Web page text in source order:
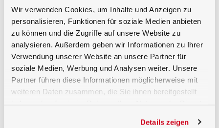
Wir verwenden Cookies, um Inhalte und Anzeigen zu
personalisieren, Funktionen für soziale Medien anbieten
zu können und die Zugriffe auf unsere Website zu
analysieren. Außerdem geben wir Informationen zu Ihrer
Verwendung unserer Website an unsere Partner für
soziale Medien, Werbung und Analysen weiter. Unsere
Partner führen diese Informationen möglicherweise mit
weiteren Daten zusammen, die Sie ihnen bereitgestellt
Details zeigen
Applikationslösungen zusammenstellen lassen.
description
Ähnliche Produkte